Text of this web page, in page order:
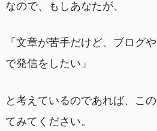
なので、もしあなたが、
「文章が苦手だけど、ブログ
で発信をしたい」
と考えているのであれば、こ
てみてください。